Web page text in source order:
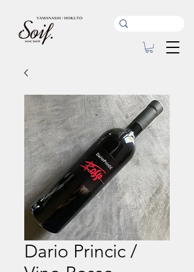
Dario Princic /